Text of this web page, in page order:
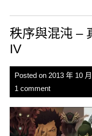
秩序與混沌 –
IV
Posted on 2013 年 10
1 comment